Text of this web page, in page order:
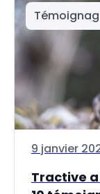
9 janvier
Tractive